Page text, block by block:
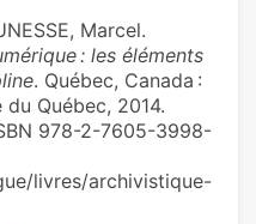
Marcel.
: les éléments
. Québec, Canada :
du Québec, 2014.
978-2-7605-3998-
livres/archivistique-